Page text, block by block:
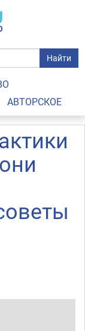
Найти
АВТОРСКОЕ